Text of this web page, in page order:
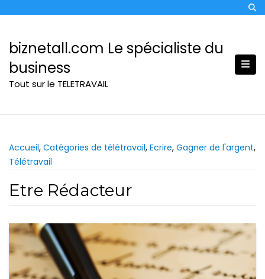
biznetall.com Le spécialiste du
business
Tout sur le TELETRAVAIL
Accueil, Catégories de télétravail, Ecrire, Gagner de l'argent,
Télétravail
Etre Rédacteur